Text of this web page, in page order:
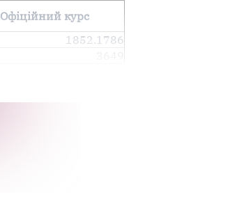
Офіційний курс
1852.1786